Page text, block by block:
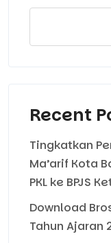
Recent
Tingkatkan
Ma’arif Kota
PKL ke BPJS
Download
Tahun Ajaran